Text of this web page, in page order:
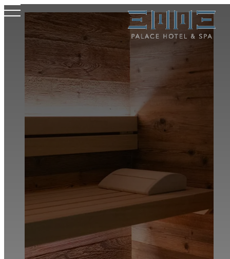
Hotel
Camere e Suite
Wellness
Meeting
Dove siamo
Esperienze
Offerte
Gallery
Prenota